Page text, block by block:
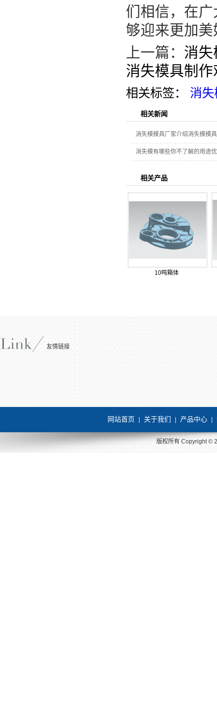
们相信，在
够迎来更加
上一篇： 消失
消失模具制
相关标签： 消
相关新闻
消失模模具厂家介绍消失模模
消失模有哪些你不了解的用途
相关产品
10吨箱体
友情链接
网站首页 关于我们 产品中心
版权所有 Copyright ©